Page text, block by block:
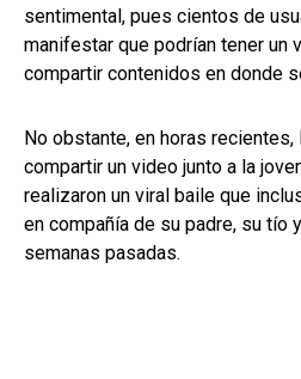
sentimental, pues cientos de
manifestar que podrían tener un
compartir contenidos en donde
No obstante, en horas
compartir un video junto a la
realizaron un viral baile que
en compañía de su padre, su tío
semanas pasadas.